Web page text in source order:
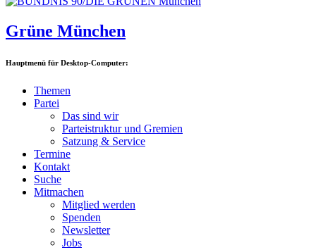
Grüne München
Hauptmenü für Desktop-Computer:
Themen
Partei
Das sind wir
Parteistruktur und Gremien
Satzung & Service
Termine
Kontakt
Suche
Mitmachen
Mitglied werden
Spenden
Newsletter
Jobs